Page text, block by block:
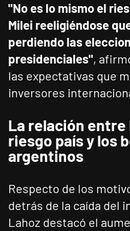
"No es lo mismo el
Milei reeligiéndose
perdiendo las
presidenciales",
las expectativas que
inversores
La relación entre
riesgo país y los
argentinos
Respecto de los
detrás de la caída del
Lahoz destacó el